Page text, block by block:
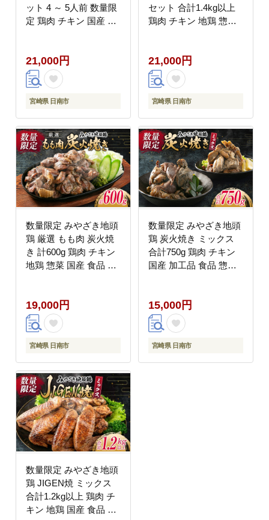
ット 4 ～ 5人前 数量限
定 鶏肉 チキン 国産 食
鍋つゆ ブランド鶏 ご褒
美 真空冷凍 おすすめ
贈り物 ギフト プレゼン
ト お取り寄せ グルメ
はなまる和農場_DA21-
23
21,000円
宮崎県 日南市
セット 合計1.4kg以上
鶏肉 チキン 地鶏 惣菜
おつまみ おかず 弁当
ブランド鶏 真空パック
小分け 詰め合わせ お取
り寄せ グルメ おすすめ
はなまる和農場_DA23-
23
21,000円
宮崎県 日南市
数量限定 みやざき地頭
鶏 厳選 もも肉 炭火焼
き 計600g 鶏肉 チキン
地鶏 惣菜 国産 食品 お
単調理 真空パック 小分
け おすそ分け お取り寄
せ グルメ BBQ バーベ
キュー おすすめ 冷凍
はなまる和農場_CD59-
24
19,000円
宮崎県 日南市
数量限定 みやざき地頭
鶏 炭火焼き ミックス
合計750g 鶏肉 チキン
国産 加工品 食品 惣菜
空パック 小分け 宮崎名
物 ブランド 簡単調理
晩ご飯 人気 おすすめ
お取り寄せ グルメ 宮崎
15,000円
宮崎県 日南市
数量限定 みやざき地頭
鶏 JIGEN焼 ミックス
合計1.2kg以上 鶏肉 チ
キン 地鶏 国産 食品 ブ